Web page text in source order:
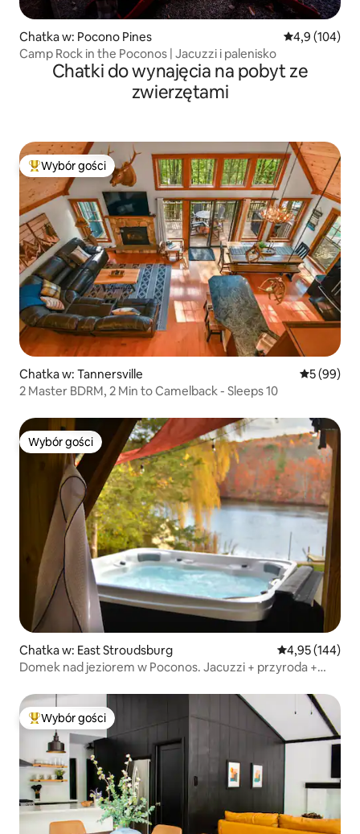
Chatka w: Pocono Pines Średnia
4,9 (104)
Camp Rock in the Poconos | Jacuzzi i palenisko
Chatki do wynajęcia na pobyt ze
zwierzętami
Najpopularniejsze z kategorii Wybór gości
Wybór gości
Chatka w: Tannersville Średnia
5 (99)
2 Master BDRM, 2 Min to Camelback - Sleeps 10
Wybór gości
Wybór gości
Chatka w: East Stroudsburg Średnia
4,95 (144)
Domek nad jeziorem w Poconos. Jacuzzi + przyroda +
Najpopularniejsze z kategorii Wybór gości
Wybór gości